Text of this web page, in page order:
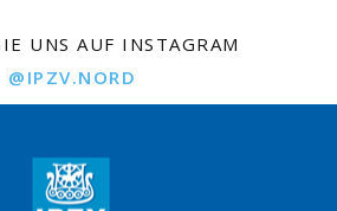
UNS AUF INSTAGRAM
@IPZV.NORD